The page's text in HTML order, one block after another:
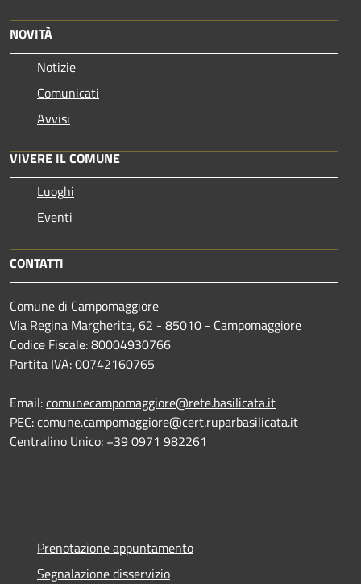
NOVITÀ
Notizie
Comunicati
Avvisi
VIVERE IL COMUNE
Luoghi
Eventi
CONTATTI
Comune di Campomaggiore
Via Regina Margherita, 62 - 85010 - Campomaggiore
Codice Fiscale: 80004930766
Partita IVA: 00742160765
Email:comunecampomaggiore@rete.basilicata.it
PEC:comune.campomaggiore@cert.ruparbasilicata.it
Centralino Unico: +39 0971 982261
Prenotazione appuntamento
Segnalazione disservizio